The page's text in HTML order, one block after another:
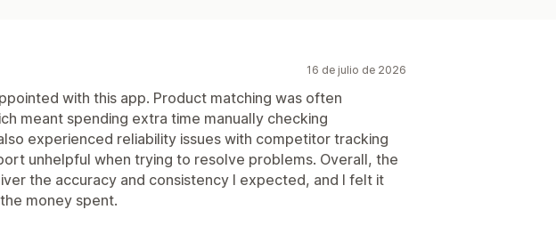
16 de julio de 2026
with this app. Product matching was often
meant spending extra time manually checking
experienced reliability issues with competitor tracking
unhelpful when trying to resolve problems. Overall, the
the accuracy and consistency I expected, and I felt it
money spent.